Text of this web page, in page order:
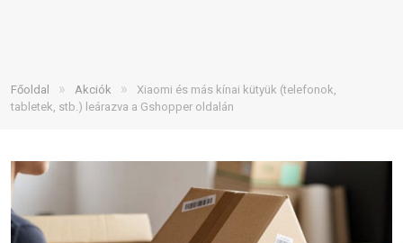
Főoldal » Akciók »
Xiaomi és más kínai kütyük (telefonok,
tabletek, stb.) leárazva a Gshopper oldalán